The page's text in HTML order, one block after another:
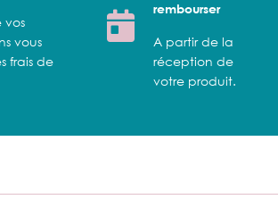
vos
vous
frais de
rembourser
A partir de la
réception de
votre produit.